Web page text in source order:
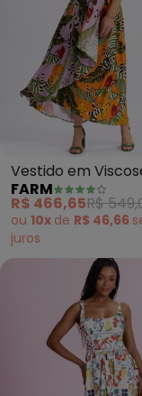
Vestido em
de Banana (Verde)
FARM
R$ 466,65R$
ou 10x de R$ 46,66
juros